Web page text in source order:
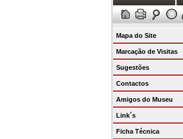
Mapa do Site
Marcação de Visitas
Sugestões
Contactos
Amigos do Museu
Link´s
Ficha Técnica